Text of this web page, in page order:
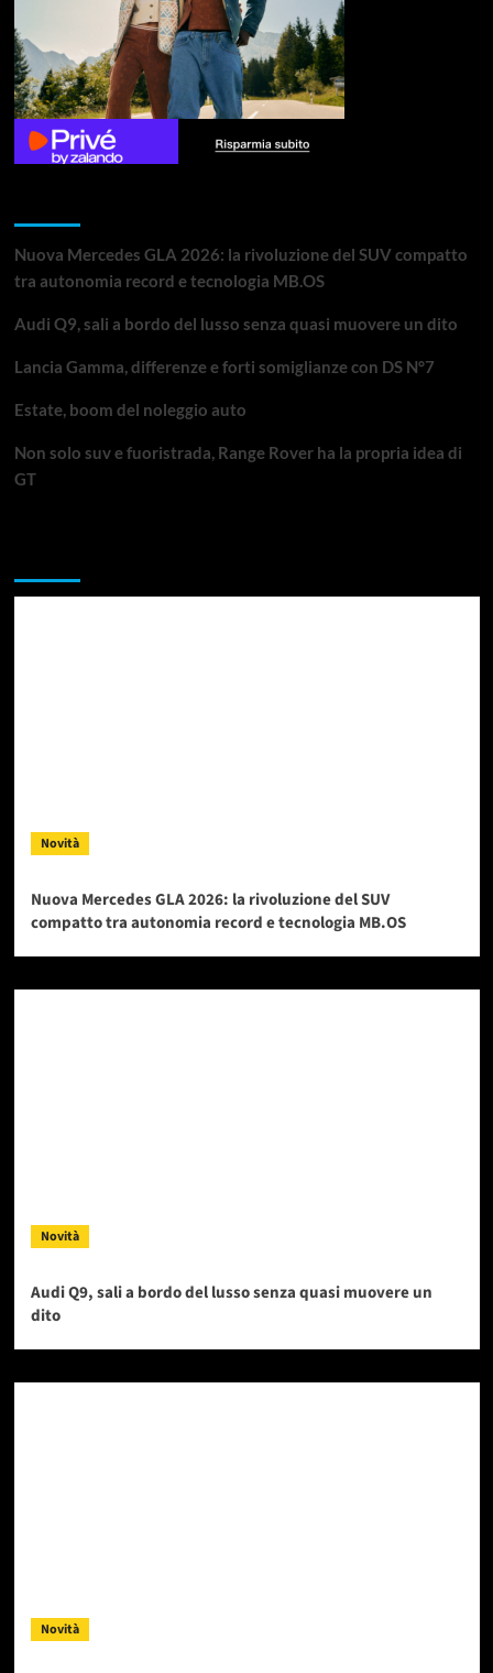
Nuova Mercedes GLA 2026: la rivoluzione del SUV compatto
tra autonomia record e tecnologia MB.OS
Audi Q9, sali a bordo del lusso senza quasi muovere un dito
Lancia Gamma, differenze e forti somiglianze con DS N°7
Estate, boom del noleggio auto
Non solo suv e fuoristrada, Range Rover ha la propria idea di
GT
Novità
Nuova Mercedes GLA 2026: la rivoluzione del SUV
compatto tra autonomia record e tecnologia MB.OS
Novità
Audi Q9, sali a bordo del lusso senza quasi muovere un
dito
Novità